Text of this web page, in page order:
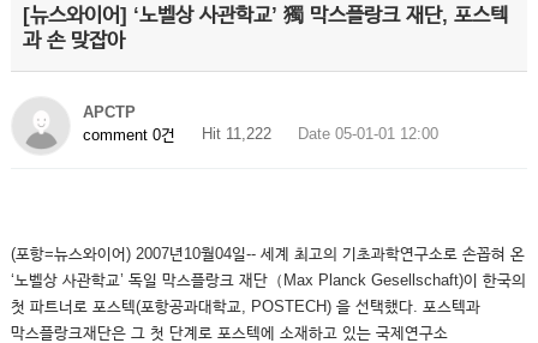
[뉴스와이어] ‘노벨상 사관학교’ 獨 막스플랑크 재단, 포스텍
과 손 맞잡아
APCTP
comment 0건
Hit 11,222 Date 05-01-01 12:00
(포항=뉴스와이어) 2007년10월04일-- 세계 최고의 기초과학연구소로 손꼽혀 온
‘노벨상 사관학교’ 독일 막스플랑크 재단（Max Planck Gesellschaft)이 한국의
첫 파트너로 포스텍(포항공과대학교, POSTECH) 을 선택했다. 포스텍과
막스플랑크재단은 그 첫 단계로 포스텍에 소재하고 있는 국제연구소